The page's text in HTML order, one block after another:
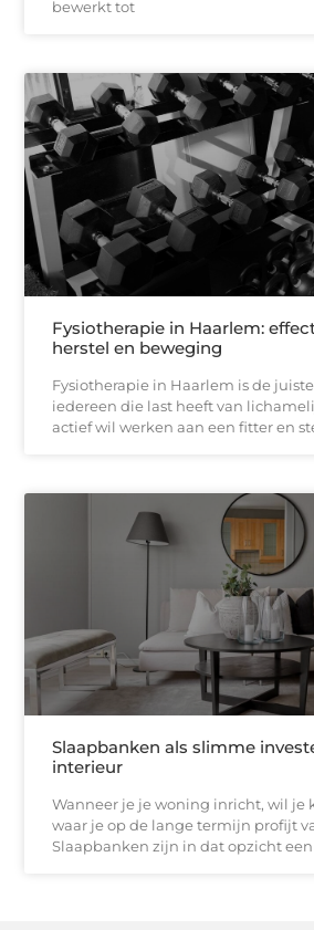
bewerkt tot
Fysiotherapie in Haarlem:
herstel en beweging
Fysiotherapie in Haarlem is de
iedereen die last heeft van
actief wil werken aan een fitter en
Slaapbanken als slimme
interieur
Wanneer je je woning inricht, wil je
waar je op de lange termijn profijt
Slaapbanken zijn in dat opzicht